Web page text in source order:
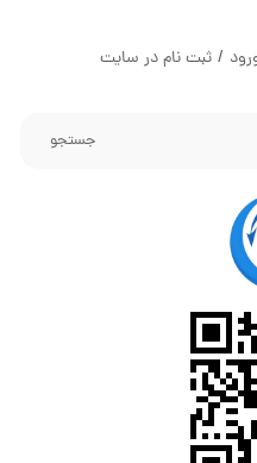
جستجو
/ ثبت نام در سایت